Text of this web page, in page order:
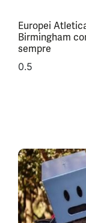
Europei
Birmingham
sempre